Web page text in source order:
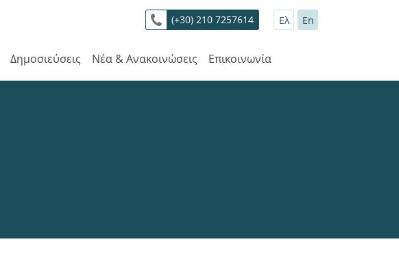
(+30) 210 7257614 Ελ En
Δημοσιεύσεις Νέα & Ανακοινώσεις Επικοινωνία